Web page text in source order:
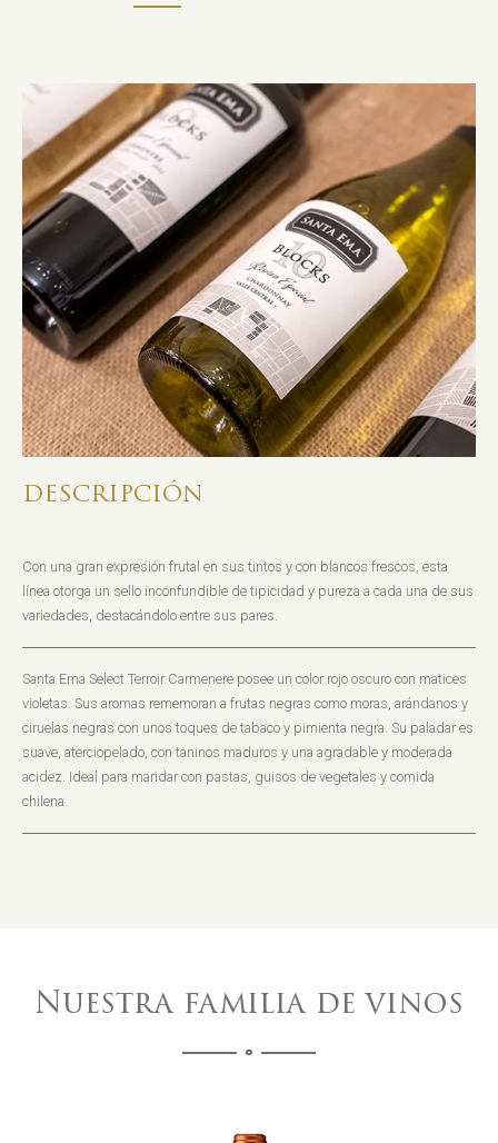
DESCRIPCIÓN
Con una gran expresión frutal en sus tintos y con blancos frescos, esta
línea otorga un sello inconfundible de tipicidad y pureza a cada una de sus
variedades, destacándolo entre sus pares.
Santa Ema Select Terroir Carmenere posee un color rojo oscuro con matices
violetas. Sus aromas rememoran a frutas negras como moras, arándanos y
ciruelas negras con unos toques de tabaco y pimienta negra. Su paladar es
suave, aterciopelado, con taninos maduros y una agradable y moderada
acidez. Ideal para maridar con pastas, guisos de vegetales y comida
chilena.
Nuestra familia de vinos